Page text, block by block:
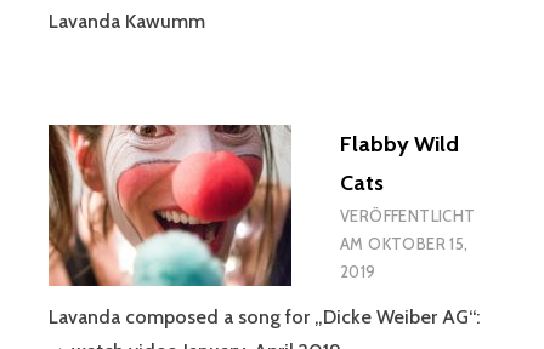
Lavanda Kawumm
Flabby Wild
Cats
VERÖFFENTLICHT
AMOKTOBER 15,
2019
Lavanda composed a song for „Dicke Weiber AG“: